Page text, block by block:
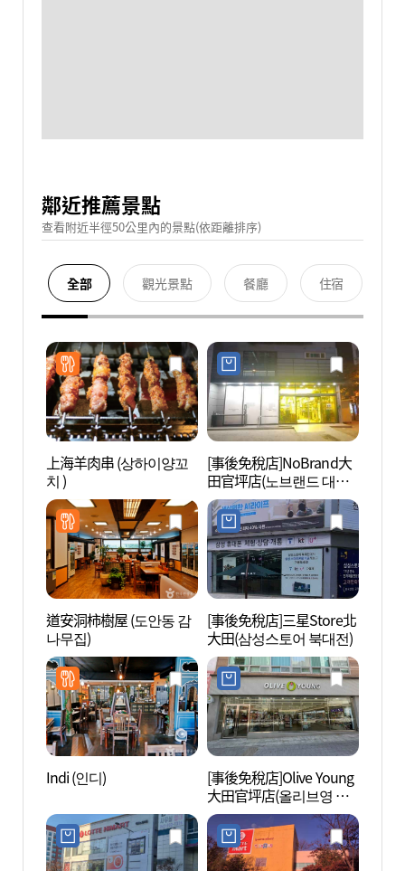
鄰近推薦景點
查看附近半徑50公里內的景點(依距離排序)
全部 觀光景點 餐廳 住宿
上海羊肉串 (상하이양꼬
치 )
[事後免稅店]NoBrand大
田官坪店(노브랜드 대전
관평점)
道安洞柿樹屋 (도안동 감
나무집)
[事後免稅店]三星Store北
大田(삼성스토어 북대전)
Indi (인디)
[事後免稅店]Olive Young
大田官坪店(올리브영 대
전관평점)